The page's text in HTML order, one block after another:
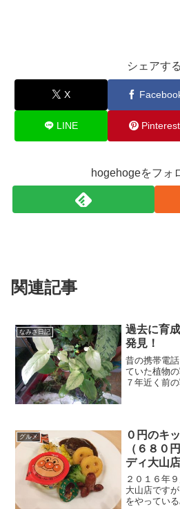
シェアする
X
LINE Pinterest
hogehogeをフォ
関連記事
なみさ日記
過去に育
発見！
昔の携帯電
ていた植物
７年近く前
グルメ
０円のキ
（６８０
ディ大山
新。
２０１６年
大山店です
をやってい